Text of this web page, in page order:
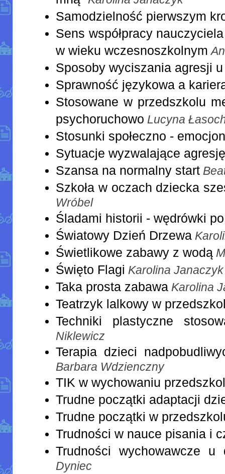
Samodzielność pierwszym
Sens współpracy
w wieku wczesnoszkolnym
Sposoby wyciszania agresji
Sprawność językowa a
Stosowane w przedszkolu
psychoruchowo Lucyna
Stosunki społeczno -
Sytuacje wyzwalające
Szansa na normalny start
Szkoła w oczach dziecka
Wróbel
Śladami historii - wędrówki
Światowy Dzień Drzewa
Świetlikowe zabawy z wodą
Święto Flagi Karolina Janaczyk
Taka prosta zabawa Karolina
Teatrzyk lalkowy w
Techniki plastyczne
Niklewicz
Terapia dzieci
Barbara Wdzienczny
TIK w wychowaniu
Trudne początki adaptacji
Trudne początki w
Trudności w nauce pisania i
Trudności wychowawcze
Dyniec